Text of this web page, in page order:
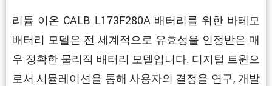
리튬 이온 CALB L173F280A 배터리를 위한 바테모
배터리 모델은 전 세계적으로 유효성을 인정받은 매
우 정확한 물리적 배터리 모델입니다. 디지털 트윈으
로서 시뮬레이션을 통해 사용자의 결정을 연구, 개발